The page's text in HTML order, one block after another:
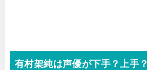
有村架純は声優が下手？上手？